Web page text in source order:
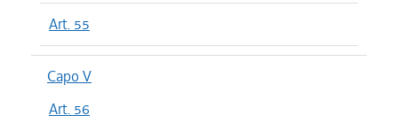
Art. 55
Capo V
Art. 56